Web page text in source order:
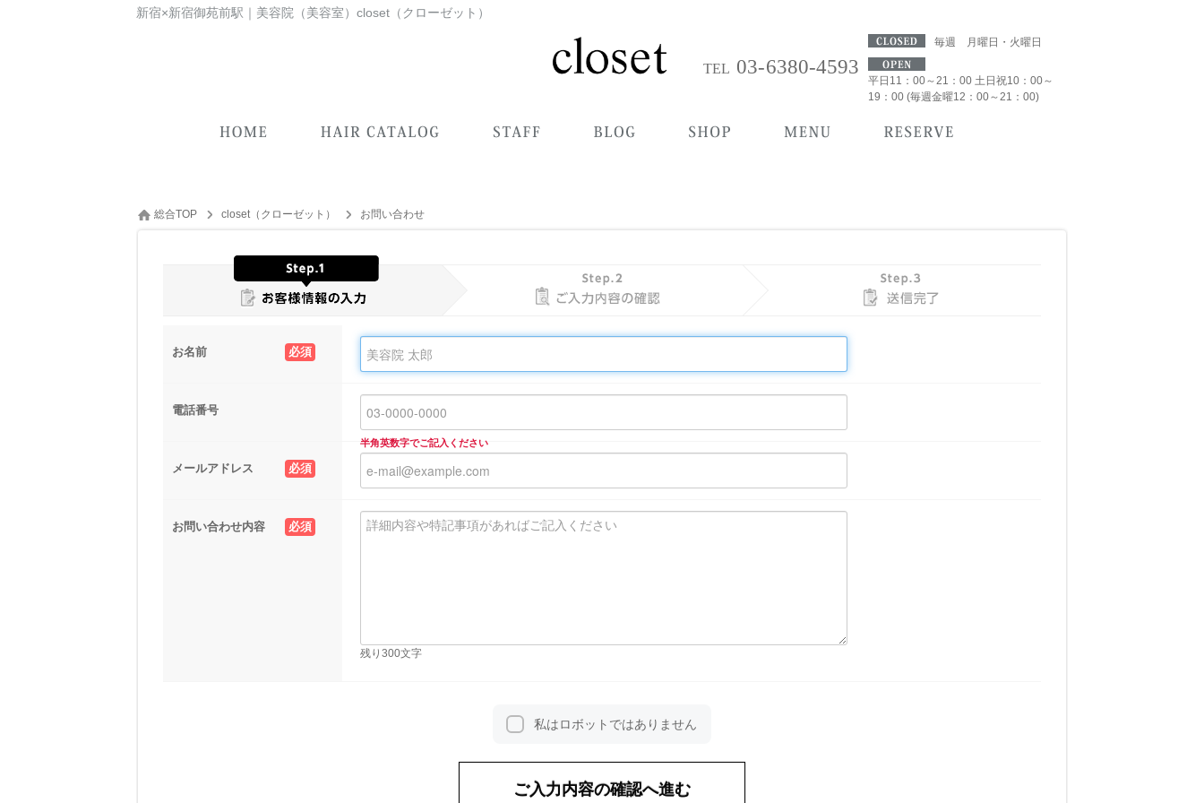
新宿×新宿御苑前駅｜美容院（美容室）closet（クローゼット）
毎週 月曜日・火曜日
平日11：00～21：00 土日祝10：00～
19：00 (毎週金曜12：00～21：00)
03-6380-4593
総合TOP closet（クローゼット） お問い合わせ
お名前 必須
電話番号
メールアドレス 必須
半角英数字でご記入ください
お問い合わせ内容 必須
残り300文字
私はロボットではありません
ご入力内容の確認へ進む